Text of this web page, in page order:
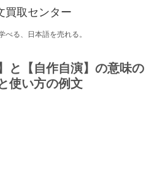
買取センター
べる、日本語を売れる。
と【自作自演】の意味の
使い方の例文